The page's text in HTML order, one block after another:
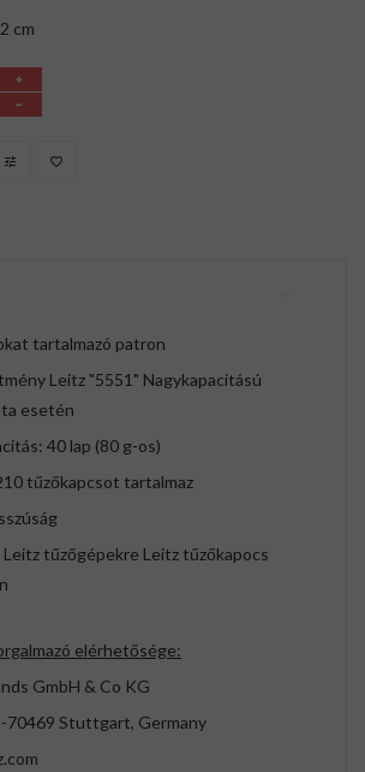
cm
tartalmazó patron
Leitz "5551" Nagykapacitású
esetén
40 lap (80 g-os)
tűzőkapcsot tartalmaz
Leitz tűzőgépekre Leitz tűzőkapocs
elérhetősége:
GmbH & Co KG
70469 Stuttgart, Germany